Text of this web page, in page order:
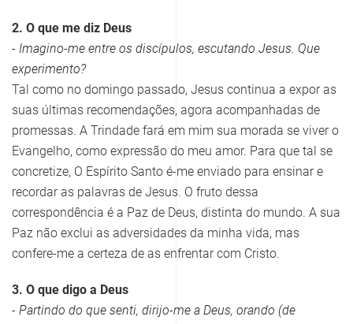
2. O que me diz Deus
- Imagino-me entre os discípulos, escutando Jesus. Que
experimento?
Tal como no domingo passado, Jesus continua a expor as
suas últimas recomendações, agora acompanhadas de
promessas. A Trindade fará em mim sua morada se viver o
Evangelho, como expressão do meu amor. Para que tal se
concretize, O Espírito Santo é-me enviado para ensinar e
recordar as palavras de Jesus. O fruto dessa
correspondência é a Paz de Deus, distinta do mundo. A sua
Paz não exclui as adversidades da minha vida, mas
confere-me a certeza de as enfrentar com Cristo.
3. O que digo a Deus
- Partindo do que senti, dirijo-me a Deus, orando (de